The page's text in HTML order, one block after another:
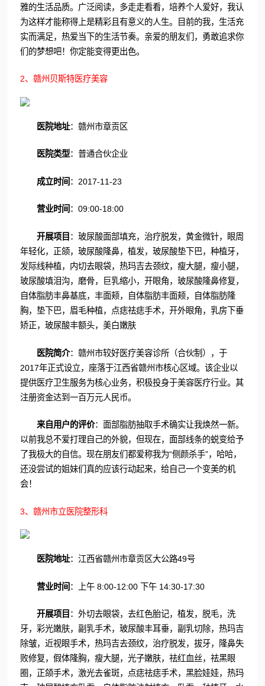
雅的生活品质。广泛阅读，多走走看看，培养个人爱好，我认
为这样才能称得上是精彩且有意义的人生。目前的我，生活充
实而满足，热爱当下的生活节奏。亲爱的朋友们，勇敢追求你
们的梦想吧！你定能变得更出色。
2、赣州贝斯特医疗美容
医院地址：赣州市章贡区
医院类型：普通合伙企业
成立时间 ：2017-11-23
营业时间 ：09:00-18:00
开展项目 ：玻尿酸面部填充，治疗脱发，黄金微针，眼周
年轻化，正颌，玻尿酸隆鼻，植发，玻尿酸垫下巴，种植牙，
发际线种植，内切去眼袋，热玛吉去颈纹，瘦大腿，瘦小腿，
玻尿酸填泪沟，磨骨，巨乳缩小，开眼角，玻尿酸隆鼻修复，
自体脂肪丰鼻基底，丰面颊，自体脂肪丰面颊，自体脂肪隆
胸，垫下巴，眉毛种植，点痣祛痣手术，开外眼角，乳房下垂
矫正，玻尿酸丰额头，美白嫩肤
医院简介：赣州市较好医疗美容诊所（合伙制），于
2017年正式设立，座落于江西省赣州市核心区域。该企业以
提供医疗卫生服务为核心业务，积极投身于美容医疗行业。其
注册资金达到一百万元人民币。
来自用户的评价：面部脂肪抽取手术确实让我焕然一新。
以前我总不爱打理自己的外貌，但现在，面部线条的蜕变给予
了我极大的自信。现在朋友们都爱称我为“侧颜杀手”，哈哈，
还没尝试的姐妹们真的应该行动起来，给自己一个变美的机
会！
3、赣州市立医院整形科
医院地址：江西省赣州市章贡区大公路49号
营业时间 ：上午 8:00-12:00 下午 14:30-17:30
开展项目 ：外切去眼袋，去红色胎记，植发，脱毛，洗
牙，彩光嫩肤，副乳手术，玻尿酸丰耳垂，副乳切除，热玛吉
除皱，近视眼手术，热玛吉去颈纹，治疗脱发，拔牙，隆鼻失
败修复，假体隆胸，瘦大腿，光子嫩肤，祛红血丝，祛黑眼
圈，正颌手术，激光去雀斑，点痣祛痣手术，黑脸娃娃，热玛